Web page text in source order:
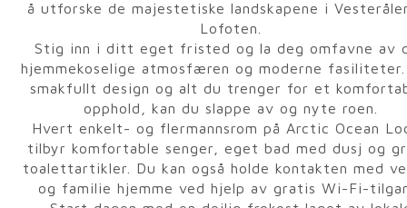
å utforske de majestetiske landskapene i
Lofoten.
Stig inn i ditt eget fristed og la deg omfavne av
hjemmekoselige atmosfæren og moderne fasiliteter.
smakfullt design og alt du trenger for et
opphold, kan du slappe av og nyte roen.
Hvert enkelt- og flermannsrom på Arctic Ocean
tilbyr komfortable senger, eget bad med dusj og
toalettartikler. Du kan også holde kontakten med
og familie hjemme ved hjelp av gratis Wi-Fi-